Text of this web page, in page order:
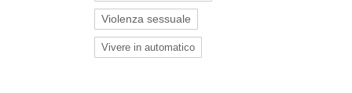
Violenza sessuale
Vivere in automatico